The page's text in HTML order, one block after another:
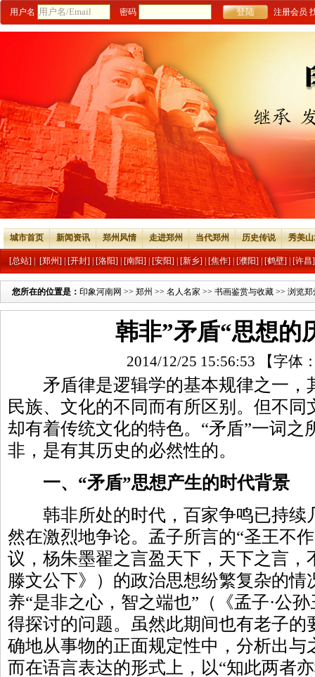
用户名 密码 注册会员
城市首页 新闻资讯 郑州风情 走进郑州 当代郑州 历史传说 秀美
[总站] [郑州] [开封] [洛阳] [南阳] [安阳] [新乡] [焦作] [濮阳] [鹤壁] [许昌]
您所在的位置是： 印象河南网 >> 郑州 >> 名人名家 >> 书画鉴赏与收藏 >> 浏览郑
韩非”矛盾“思想的
2014/12/25 15:56:53 【字体
矛盾律是逻辑学的基本规律之一，
民族、文化的不同而有所区别。但不
却有着传统文化的特色。“矛盾”一词之
非，是有其历史的必然性的。
一、“矛盾”思想产生的时代背景
韩非所处的时代，百家争鸣已持续
然在激烈地争论。孟子所言的“圣王不
议，杨朱墨翟之言盈天下，天下之言，
滕文公下》）的政治思想纷繁复杂的情
养“是非之心，智之端也”（《孟子·公
得探讨的问题。虽然此期间也有老子的
确地从事物的正面规定性中，分析出与
而在语言表达的形式上，以“知此两者